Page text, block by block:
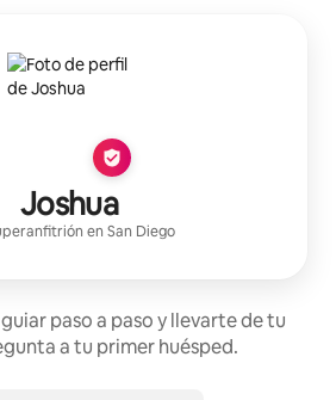
Joshua
en San Diego
paso a paso y llevarte de tu
a tu primer huésped.